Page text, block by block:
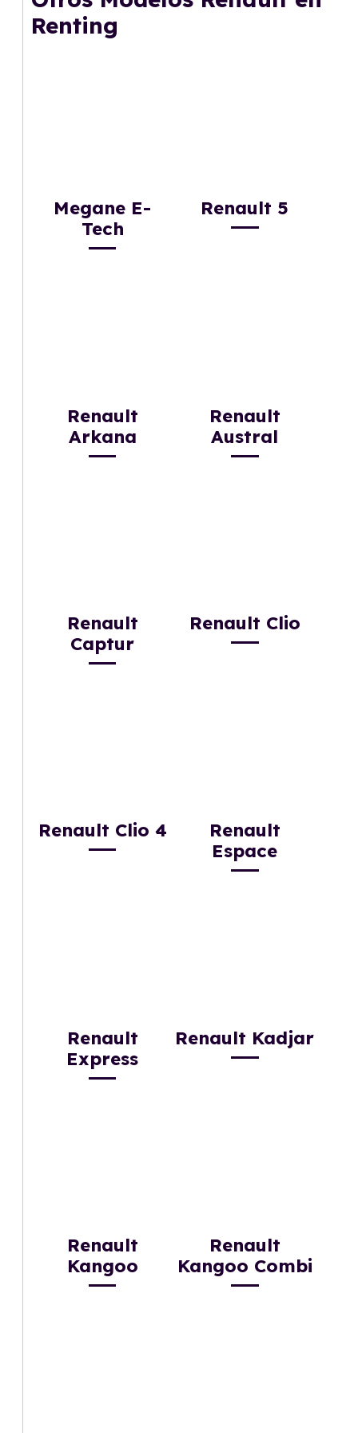
gusta cambiar de coche cada pocos años.
Renting
Megane E-
Tech
Renault 5
Renault
Arkana
Renault
Austral
Renault
Captur
Renault Clio
Renault Clio 4
Renault
Espace
Renault
Express
Renault Kadjar
Renault
Kangoo
Renault
Kangoo Combi